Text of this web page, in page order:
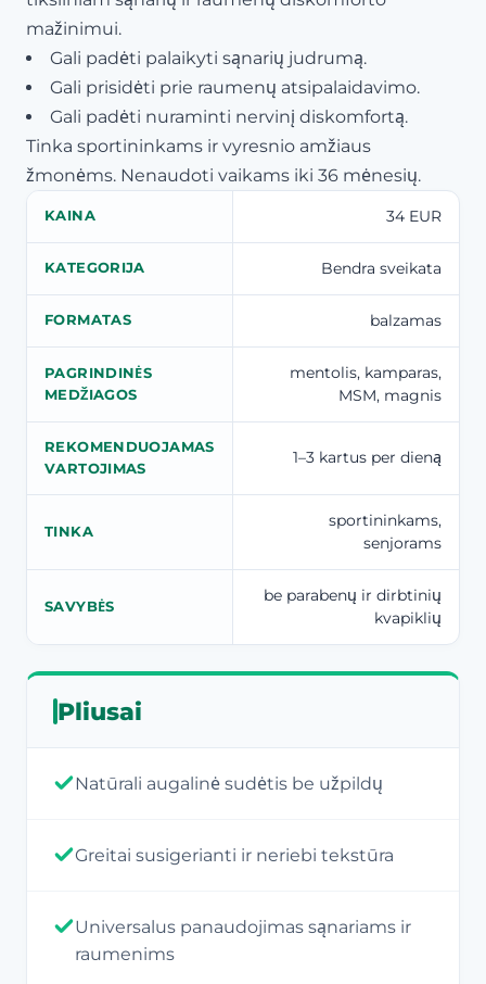
mažinimui.
Gali padėti palaikyti sąnarių judrumą.
Gali prisidėti prie raumenų atsipalaidavimo.
Gali padėti nuraminti nervinį diskomfortą.
Tinka sportininkams ir vyresnio amžiaus
žmonėms. Nenaudoti vaikams iki 36 mėnesių.
KAINA 34 EUR
KATEGORIJA Bendra sveikata
FORMATAS balzamas
PAGRINDINĖS
MEDŽIAGOS
mentolis, kamparas,
MSM, magnis
REKOMENDUOJAMAS
VARTOJIMAS
1–3 kartus per dieną
TINKA
sportininkams,
senjorams
SAVYBĖS
be parabenų ir dirbtinių
kvapiklių
Pliusai
Natūrali augalinė sudėtis be užpildų
Greitai susigerianti ir neriebi tekstūra
Universalus panaudojimas sąnariams ir
raumenims